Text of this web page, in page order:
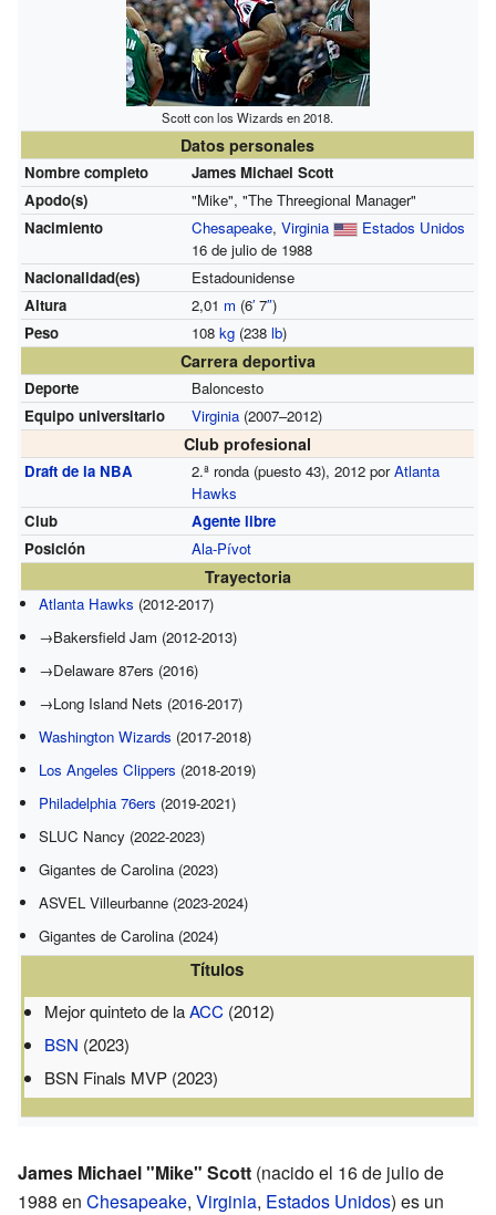
Scott con los Wizards en 2018.
Datos personales
Nombre completo
James Michael Scott
Apodo(s)
"Mike", "The Threegional Manager"
Nacimiento
Chesapeake, Virginia
Estados Unidos
16 de julio de 1988
Nacionalidad(es)
Estadounidense
Altura
2,01 m (6′7″)
Peso
108 kg(238 lb)
Carrera deportiva
Deporte
Baloncesto
Equipo universitario
Virginia(2007–2012)
Club profesional
Draft de la NBA 2.ª ronda (puesto 43), 2012 porAtlanta
Hawks
Club
Agente libre
Posición
Ala-Pívot
Trayectoria
Atlanta Hawks (2012-2017)
→Bakersfield Jam (2012-2013)
→Delaware 87ers (2016)
→Long Island Nets (2016-2017)
Washington Wizards (2017-2018)
Los Angeles Clippers (2018-2019)
Philadelphia 76ers (2019-2021)
SLUC Nancy (2022-2023)
Gigantes de Carolina (2023)
ASVEL Villeurbanne (2023-2024)
Gigantes de Carolina (2024)
Títulos
Mejor quinteto de laACC (2012)
BSN (2023)
BSN Finals MVP (2023)
James Michael "Mike" Scott (nacido el 16 de julio de
1988 en Chesapeake, Virginia, Estados Unidos) es un